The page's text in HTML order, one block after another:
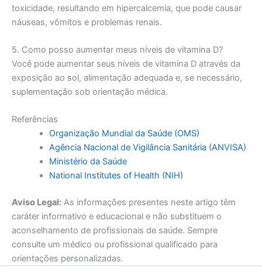
toxicidade, resultando em hipercalcemia, que pode causar
náuseas, vômitos e problemas renais.
5. Como posso aumentar meus níveis de vitamina D?
Você pode aumentar seus níveis de vitamina D através da
exposição ao sol, alimentação adequada e, se necessário,
suplementação sob orientação médica.
Referências
Organização Mundial da Saúde (OMS)
Agência Nacional de Vigilância Sanitária (ANVISA)
Ministério da Saúde
National Institutes of Health (NIH)
Aviso Legal: As informações presentes neste artigo têm
caráter informativo e educacional e não substituem o
aconselhamento de profissionais de saúde. Sempre
consulte um médico ou profissional qualificado para
orientações personalizadas.